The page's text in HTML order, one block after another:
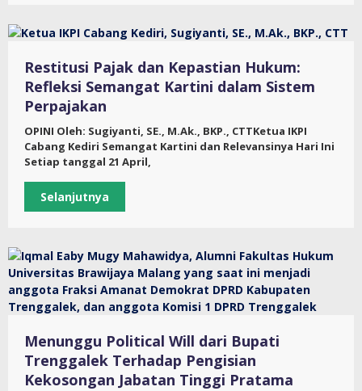
Restitusi Pajak dan Kepastian Hukum:
Refleksi Semangat Kartini dalam Sistem
Perpajakan
OPINI Oleh: Sugiyanti, SE., M.Ak., BKP., CTTKetua IKPI
Cabang Kediri Semangat Kartini dan Relevansinya Hari Ini
Setiap tanggal 21 April,
Selanjutnya
Menunggu Political Will dari Bupati
Trenggalek Terhadap Pengisian
Kekosongan Jabatan Tinggi Pratama